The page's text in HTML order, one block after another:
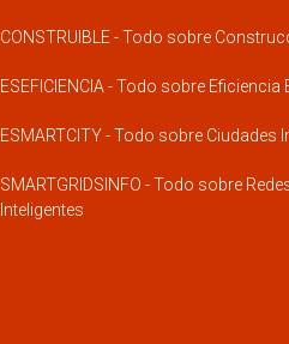
CONSTRUIBLE - Todo sobre
ESEFICIENCIA - Todo sobre Eficiencia
ESMARTCITY - Todo sobre Ciudades
SMARTGRIDSINFO - Todo sobre
Inteligentes